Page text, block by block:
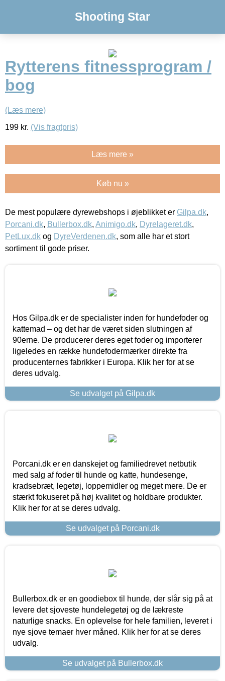
Shooting Star
Rytterens fitnessprogram /
bog
(Læs mere)
199 kr. (Vis fragtpris)
Læs mere »
Køb nu »
De mest populære dyrewebshops i øjeblikket er Gilpa.dk,
Porcani.dk, Bullerbox.dk, Animigo.dk, Dyrelageret.dk,
PetLux.dk og DyreVerdenen.dk, som alle har et stort
sortiment til gode priser.
Hos Gilpa.dk er de specialister inden for hundefoder og
kattemad – og det har de været siden slutningen af
90erne. De producerer deres eget foder og importerer
ligeledes en række hundefodermærker direkte fra
producenternes fabrikker i Europa. Klik her for at se
deres udvalg.
Se udvalget på Gilpa.dk
Porcani.dk er en danskejet og familiedrevet netbutik
med salg af foder til hunde og katte, hundesenge,
kradsebræt, legetøj, loppemidler og meget mere. De er
stærkt fokuseret på høj kvalitet og holdbare produkter.
Klik her for at se deres udvalg.
Se udvalget på Porcani.dk
Bullerbox.dk er en goodiebox til hunde, der slår sig på at
levere det sjoveste hundelegetøj og de lækreste
naturlige snacks. En oplevelse for hele familien, leveret i
nye sjove temaer hver måned. Klik her for at se deres
udvalg.
Se udvalget på Bullerbox.dk